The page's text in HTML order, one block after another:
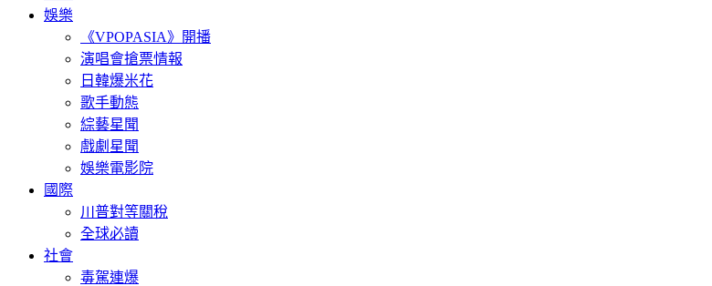
娛樂
《VPOPASIA》開播
演唱會搶票情報
日韓爆米花
歌手動態
綜藝星聞
戲劇星聞
娛樂電影院
國際
川普對等關稅
全球必讀
社會
毒駕連爆